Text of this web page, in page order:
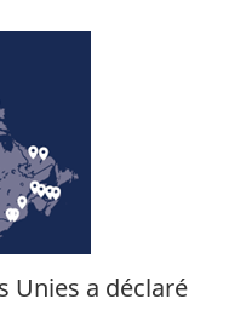
Unies a déclaré